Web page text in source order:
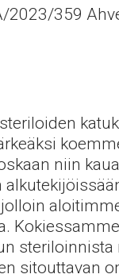
359
niin
sitouttavan